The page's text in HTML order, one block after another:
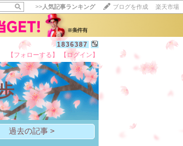
>>人気記事ランキング ブログを作成 楽天市場
1836387
【フォローする】 【ログイン】
15記事にいいね！で1ポイント
いいね!
過去の記事 >